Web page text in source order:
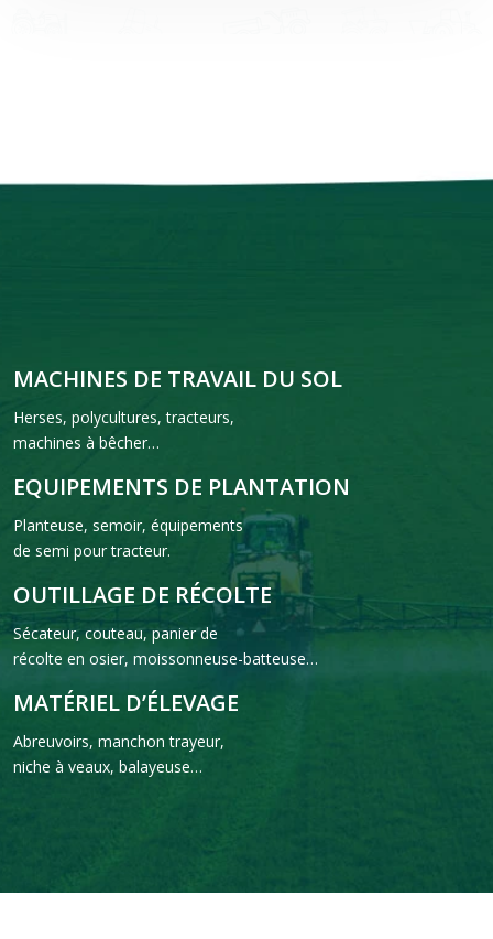
MACHINES DE TRAVAIL DU SOL
Herses, polycultures, tracteurs,
machines à bêcher…
EQUIPEMENTS DE PLANTATION
Planteuse, semoir, équipements
de semi pour tracteur.
OUTILLAGE DE RÉCOLTE
Sécateur, couteau, panier de
récolte en osier, moissonneuse-batteuse…
MATÉRIEL D’ÉLEVAGE
Abreuvoirs, manchon trayeur,
niche à veaux, balayeuse…